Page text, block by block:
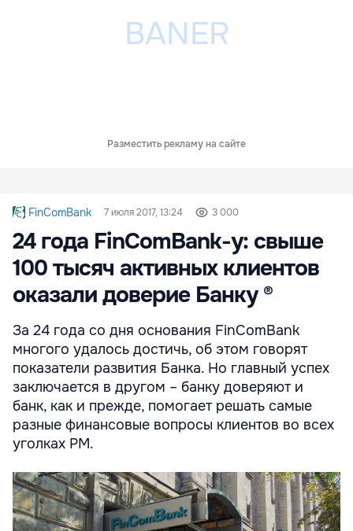
Разместить рекламу на сайте
FinComBank 7 июля 2017, 13:24 3 000
24 года FinComBank-у: свыше
100 тысяч активных клиентов
оказали доверие Банку ®
За 24 года со дня основания FinComBank
многого удалось достичь, об этом говорят
показатели развития Банка. Но главный успех
заключается в другом – банку доверяют и
банк, как и прежде, помогает решать самые
разные финансовые вопросы клиентов во всех
уголках РМ.